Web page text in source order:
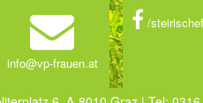
info@vp-frauen.at
/